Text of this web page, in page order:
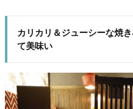
カリカリ＆ジューシーな焼
て美味い